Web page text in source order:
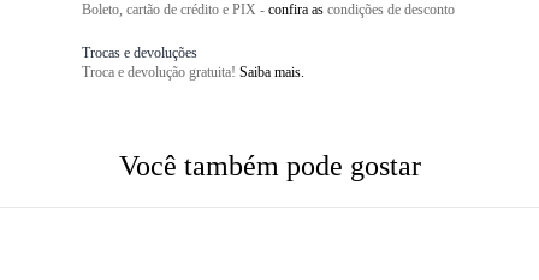
Boleto, cartão de crédito e PIX - confira as condições de desconto
Trocas e devoluções
Troca e devolução gratuita! Saiba mais.
Você também pode gostar